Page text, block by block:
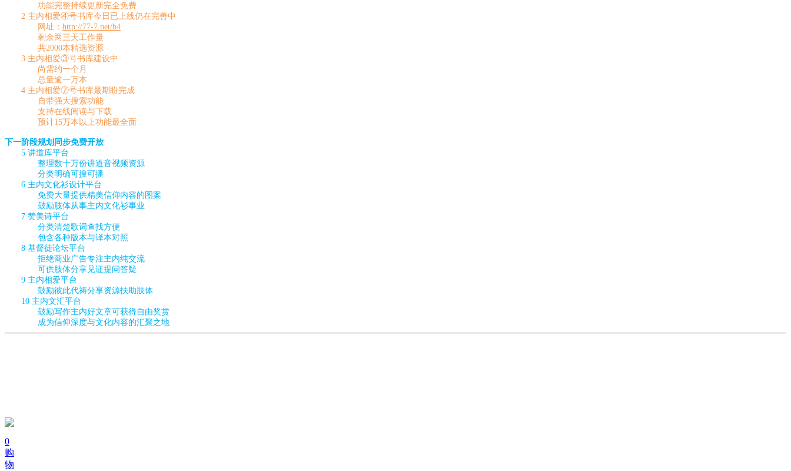
功能完整持续更新完全免费
2 主内相爱④号书库今日已上线仍在完善中
网址： http://77-7.net/b4
剩余两三天工作量
共2000本精选资源
3 主内相爱③号书库建设中
尚需约一个月
总量逾一万本
4 主内相爱⑦号书库最期盼完成
自带强大搜索功能
支持在线阅读与下载
预计15万本以上功能最全面
下一阶段规划同步免费开放
5 讲道库平台
整理数十万份讲道音视频资源
分类明确可搜可播
6 主内文化衫设计平台
免费大量提供精美信仰内容的图案
鼓励肢体从事主内文化衫事业
7 赞美诗平台
分类清楚歌词查找方便
包含各种版本与译本对照
8 基督徒论坛平台
拒绝商业广告专注主内纯交流
可供肢体分享见证提问答疑
9 主内相爱平台
鼓励彼此代祷分享资源扶助肢体
10 主内文汇平台
鼓励写作主内好文章可获得自由奖赏
成为信仰深度与文化内容的汇聚之地
0
购
物